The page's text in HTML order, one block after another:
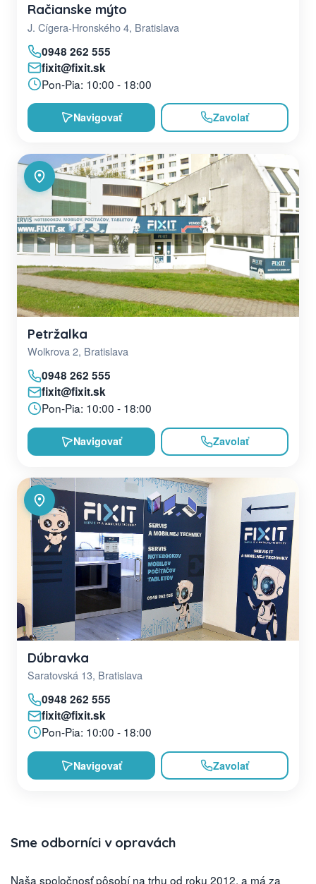
Račianske mýto
J. Cígera-Hronského 4, Bratislava
0948 262 555
fixit@fixit.sk
Pon-Pia: 10:00 - 18:00
Navigovať Zavolať
Petržalka
Wolkrova 2, Bratislava
0948 262 555
fixit@fixit.sk
Pon-Pia: 10:00 - 18:00
Navigovať Zavolať
Dúbravka
Saratovská 13, Bratislava
0948 262 555
fixit@fixit.sk
Pon-Pia: 10:00 - 18:00
Navigovať Zavolať
Sme odborníci v opravách
Naša spoločnosť pôsobí na trhu od roku 2012, a má za